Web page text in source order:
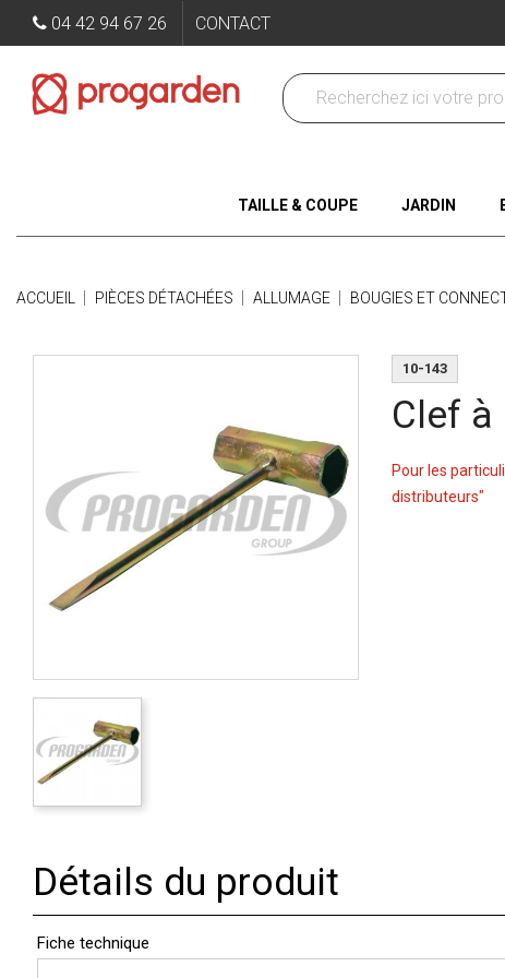
04 42 94 67 26 CONTACT
TAILLE & COUPE JARDIN
ACCUEIL PIÈCES DÉTACHÉES ALLUMAGE BOUGIES ET
10-143
Clef à
Pour les
distributeurs"
Détails du produit
Fiche technique